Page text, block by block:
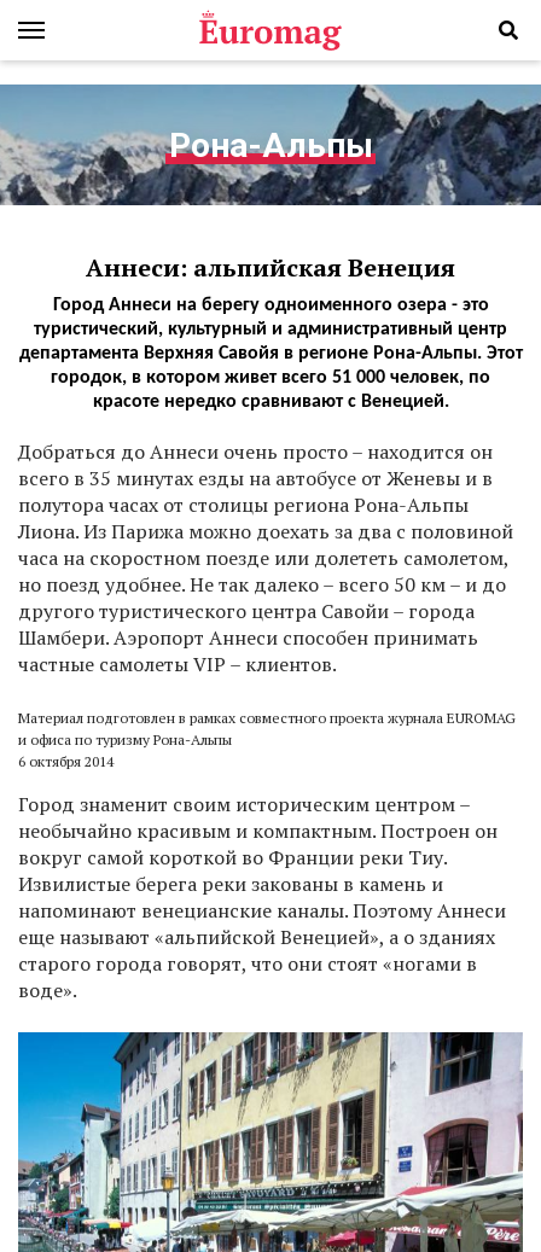
Рона-Альпы
Аннеси: альпийская Венеция
Город Аннеси на берегу одноименного озера - это
туристический, культурный и административный центр
департамента Верхняя Савойя в регионе Рона-Альпы. Этот
городок, в котором живет всего 51 000 человек, по
красоте нередко сравнивают с Венецией.
Добраться до Аннеси очень просто – находится он
всего в 35 минутах езды на автобусе от Женевы и в
полутора часах от столицы региона Рона-Альпы
Лиона. Из Парижа можно доехать за два с половиной
часа на скоростном поезде или долететь самолетом,
но поезд удобнее. Не так далеко – всего 50 км – и до
другого туристического центра Савойи – города
Шамбери. Аэропорт Аннеси способен принимать
частные самолеты VIP – клиентов.
Материал подготовлен в рамках совместного проекта журнала EUROMAG
и офиса по туризму Рона-Альпы
6 октября 2014
Город знаменит своим историческим центром –
необычайно красивым и компактным. Построен он
вокруг самой короткой во Франции реки Тиу.
Извилистые берега реки закованы в камень и
напоминают венецианские каналы. Поэтому Аннеси
еще называют «альпийской Венецией», а о зданиях
старого города говорят, что они стоят «ногами в
воде».